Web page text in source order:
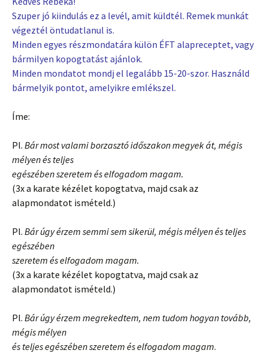
Szuper jó kiindulás ez a levél, amit küldtél. Remek munkát
végeztél öntudatlanul is.
Minden egyes részmondatára külön ÉFT alapreceptet, vagy
bármilyen kopogtatást ajánlok.
Minden mondatot mondj el legalább 15-20-szor. Használd
bármelyik pontot, amelyikre emlékszel.
Íme:
Pl. Bár most valami borzasztó időszakon megyek át, mégis
mélyen és teljes
egészében szeretem és elfogadom magam.
(3x a karate kézélet kopogtatva, majd csak az
alapmondatot ismételd.)
Pl. Bár úgy érzem semmi sem sikerül, mégis mélyen és teljes
egészében
szeretem és elfogadom magam.
(3x a karate kézélet kopogtatva, majd csak az
alapmondatot ismételd.)
Pl. Bár úgy érzem megrekedtem, nem tudom hogyan tovább,
mégis mélyen
és teljes egészében szeretem és elfogadom magam.